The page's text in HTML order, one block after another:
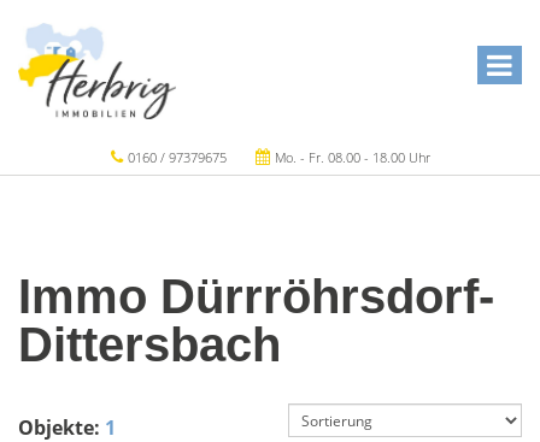
0160 / 97379675 Mo. - Fr. 08.00 - 18.00 Uhr
Immo Dürrröhrsdorf-
Dittersbach
Objekte: 1